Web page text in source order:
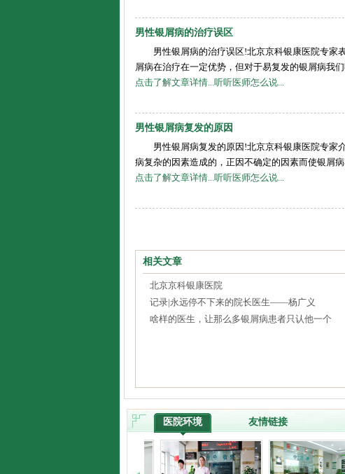
男性银屑病的治疗误区
男性银屑病的治疗误区!北京京科银康医院专家
屑病在治疗在一定优势，但对于易复发的银屑病我
点击了解文章详情...听听医师怎么说...
男性银屑病复发的原因
男性银屑病复发的原因!北京京科银康医院专家
病复杂的因素造成的，正因不确定的因素而使银屑
点击了解文章详情...听听医师怎么说...
相关文章
北京京科银康医院
记录|永远停不下来的院长医生——杨广义
啥样的医生，让那么多银屑病患者只认他一个
医院环境 友情链接